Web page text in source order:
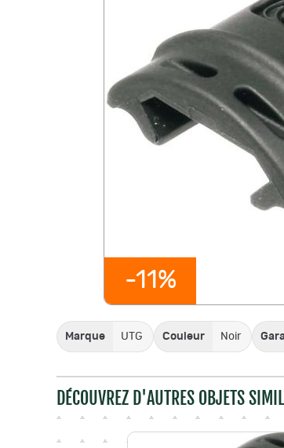
-11%
Marque UTG Couleur Noir
DÉCOUVREZ D'AUTRES OBJETS